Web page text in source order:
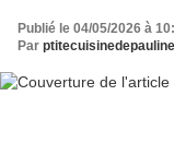
Publié le 04/05/2026 à
Par ptitecuisinedepauline